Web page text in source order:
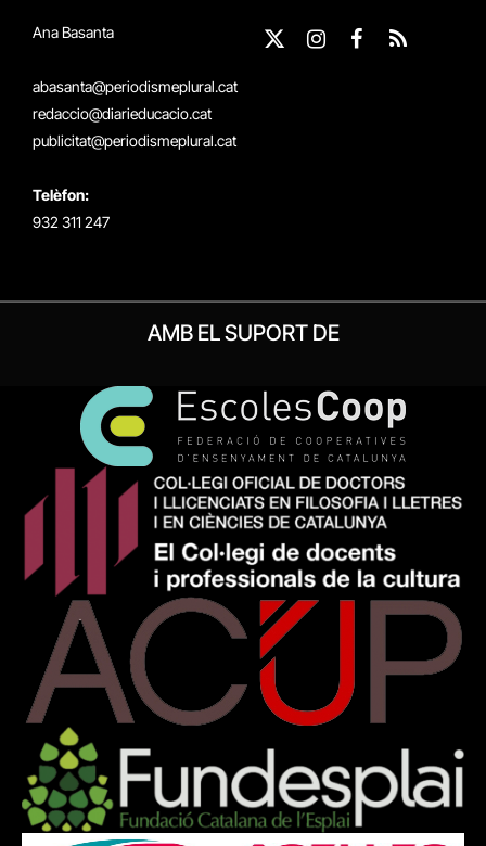
Ana Basanta
abasanta@periodismeplural.cat
redaccio@diarieducacio.cat
publicitat@periodismeplural.cat
Telèfon:
932 311 247
X
Instagram
Facebook
RSS
AMB EL SUPORT DE